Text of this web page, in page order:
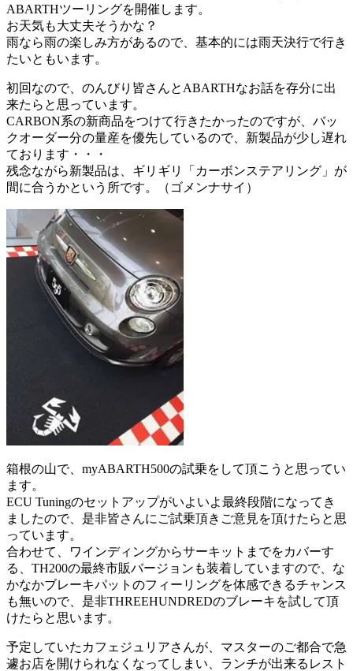
ABARTHツーリングを開催します。
お天気も大丈夫そうかな？
雨なら雨の楽しみ方があるので、基本的には雨天決行で行き
たいともいます。
初回なので、のんびり皆さんとABARTHなお話を存分に出
来たらと思っています。
CARBON系の新商品をつけて行きたかったのですが、バッ
クオーダー分の量産を優先しているので、新製品が少し遅れ
ております・・・
残念ながら新製品は、ギリギリ「カーボンステアリング」が
間に合うかという所です。（ゴメンナサイ）
箱根の山で、myABARTH500の試乗をして頂こうと思ってい
ます。
ECU Tuningのセットアップがいよいよ最終段階になってき
ましたので、是非皆さんにご試乗頂きご意見を頂けたらと思
っています。
合わせて、ワインディングからサーキットまでをカバーす
る、TH200の最終市販バージョンも装着していますので、な
かなかブレーキパットのフィーリングを体感できるチャンス
も無いので、是非THREEHUNDREDのブレーキを試して頂
けたらと思います。
予定していたカフェジュリアさんが、マスターのご都合で急
遽お店を開けられなくなってしまい、ランチが出来るレスト